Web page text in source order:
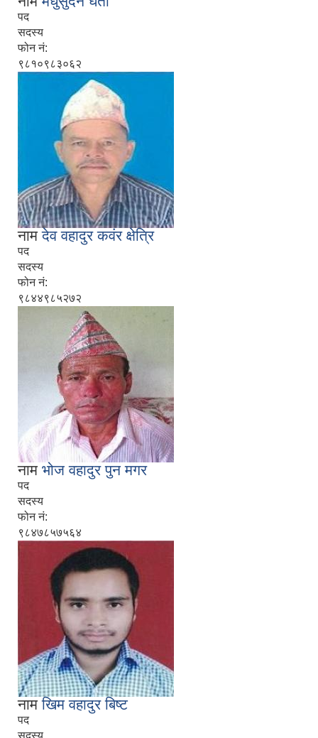
पद
सदस्य
फोन नं:
९८१०९८३०६२
नाम देव वहादुर कवंर क्षेत्रि
पद
सदस्य
फोन नं:
९८४४९८५२७२
नाम भोज वहादुर पुन मगर
पद
सदस्य
फोन नं:
९८४७८५७५६४
नाम खिम वहादुर बिष्ट
पद